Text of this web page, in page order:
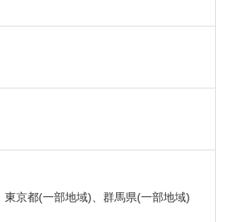
東京都(一部地域)、群馬県(一部地域)